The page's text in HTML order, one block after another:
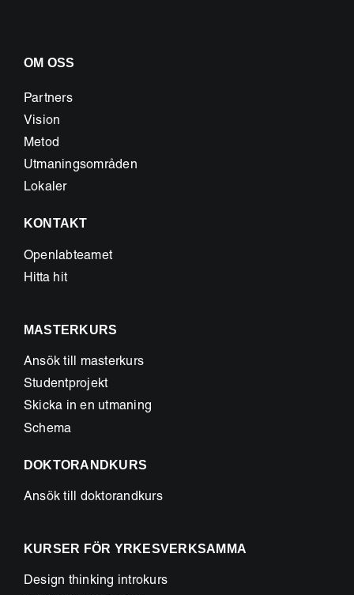
OM OSS
Partners
Vision
Metod
Utmaningsområden
Lokaler
KONTAKT
Openlabteamet
Hitta hit
MASTERKURS
Ansök till masterkurs
Studentprojekt
Skicka in en utmaning
Schema
DOKTORANDKURS
Ansök till doktorandkurs
KURSER FÖR YRKESVERKSAMMA
Design thinking introkurs